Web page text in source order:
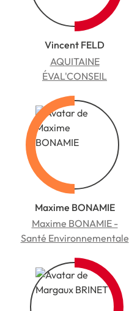
Vincent FELD
AQUITAINE
ÉVAL'CONSEIL
Maxime BONAMIE
Maxime BONAMIE -
Santé Environnementale